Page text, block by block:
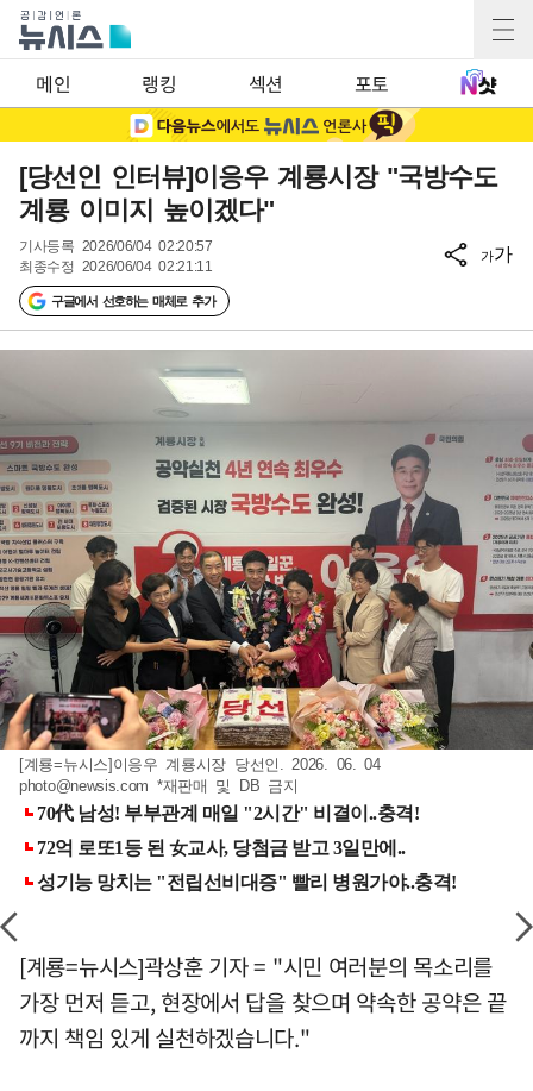
메인 랭킹 섹션 포토
[당선인 인터뷰]이응우 계룡시장 "국방수도
계룡 이미지 높이겠다"
기사등록 2026/06/04 02:20:57
최종수정 2026/06/04 02:21:11
구글에서 선호하는 매체로 추가
가가
[계룡=뉴시스]이응우 계룡시장 당선인. 2026. 06. 04
photo@newsis.com *재판매 및 DB 금지
[계룡=뉴시스]곽상훈 기자 = "시민 여러분의 목소리를
가장 먼저 듣고, 현장에서 답을 찾으며 약속한 공약은 끝
까지 책임 있게 실천하겠습니다."